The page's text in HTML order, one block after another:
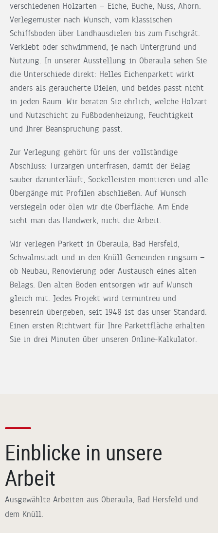
verschiedenen Holzarten — Eiche, Buche, Nuss, Ahorn.
Verlegemuster nach Wunsch, vom klassischen
Schiffsboden über Landhausdielen bis zum Fischgrät.
Verklebt oder schwimmend, je nach Untergrund und
Nutzung. In unserer Ausstellung in Oberaula sehen Sie
die Unterschiede direkt: Helles Eichenparkett wirkt
anders als geräucherte Dielen, und beides passt nicht
in jeden Raum. Wir beraten Sie ehrlich, welche Holzart
und Nutzschicht zu Fußbodenheizung, Feuchtigkeit
und Ihrer Beanspruchung passt.
Zur Verlegung gehört für uns der vollständige
Abschluss: Türzargen unterfräsen, damit der Belag
sauber darunterläuft, Sockelleisten montieren und alle
Übergänge mit Profilen abschließen. Auf Wunsch
versiegeln oder ölen wir die Oberfläche. Am Ende
sieht man das Handwerk, nicht die Arbeit.
Wir verlegen Parkett in Oberaula, Bad Hersfeld,
Schwalmstadt und in den Knüll-Gemeinden ringsum —
ob Neubau, Renovierung oder Austausch eines alten
Belags. Den alten Boden entsorgen wir auf Wunsch
gleich mit. Jedes Projekt wird termintreu und
besenrein übergeben, seit 1948 ist das unser Standard.
Einen ersten Richtwert für Ihre Parkettfläche erhalten
Sie in drei Minuten über unseren Online-Kalkulator.
Einblicke in unsere
Arbeit
Ausgewählte Arbeiten aus Oberaula, Bad Hersfeld und
dem Knüll.